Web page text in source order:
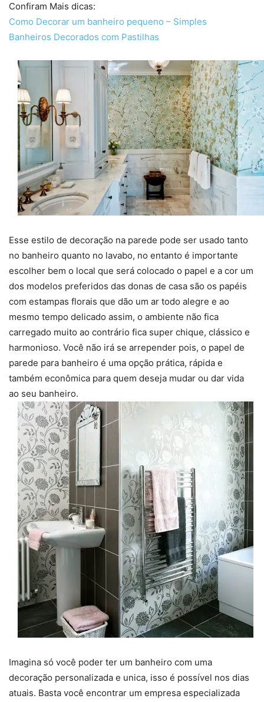
Confiram Mais dicas:
Como Decorar um banheiro pequeno – Simples
Banheiros Decorados com Pastilhas
Esse estilo de decoração na parede pode ser usado tanto
no banheiro quanto no lavabo, no entanto é importante
escolher bem o local que será colocado o papel e a cor um
dos modelos preferidos das donas de casa são os papéis
com estampas florais que dão um ar todo alegre e ao
mesmo tempo delicado assim, o ambiente não fica
carregado muito ao contrário fica super chique, clássico e
harmonioso. Você não irá se arrepender pois, o papel de
parede para banheiro é uma opção prática, rápida e
também econômica para quem deseja mudar ou dar vida
ao seu banheiro.
Imagina só você poder ter um banheiro com uma
decoração personalizada e unica, isso é possível nos dias
atuais. Basta você encontrar um empresa especializada